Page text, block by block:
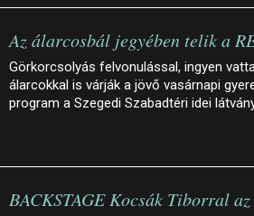
Az álarcosbál jegyében telik a
Görkorcsolyás felvonulással, ingyen
álarcokkal is várják a jövő vasárnapi
program a Szegedi Szabadtéri idei
BACKSTAGE Kocsák Tiborral